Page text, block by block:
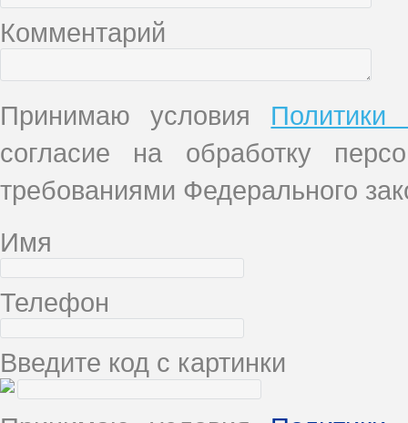
Комментарий
Принимаю условия Политики
согласие на обработку
требованиями Федерального
Имя
Телефон
Введите код с картинки